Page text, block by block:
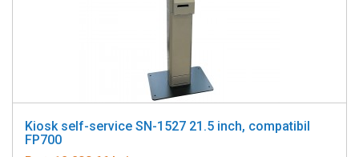
Kiosk self-service SN-1527 21.5 inch, compatibil
FP700